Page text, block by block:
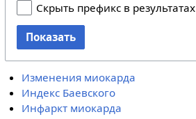
Скрыть префикс в результатах
Показать
Изменения миокарда
Индекс Баевского
Инфаркт миокарда